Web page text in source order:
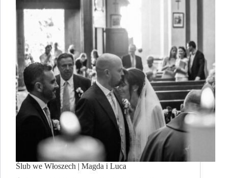
Ślub we Włoszech | Magda i Luca